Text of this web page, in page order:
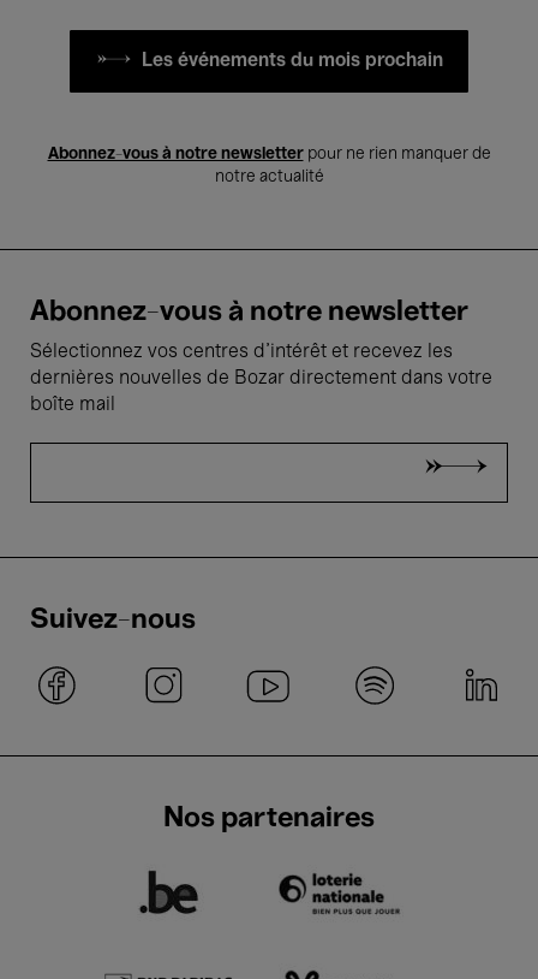
Les événements du mois prochain
Abonnez-vous à notre newsletterpour ne rien manquer de
notre actualité
Abonnez-vous à notre newsletter
Sélectionnez vos centres d'intérêt et recevez les
dernières nouvelles de Bozar directement dans votre
boîte mail
Suivez-nous
Nos partenaires